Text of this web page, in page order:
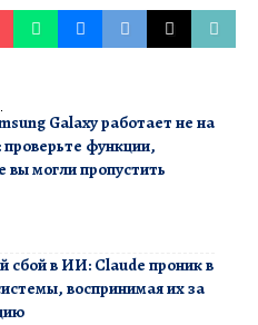
Galaxy работает не на
функции,
вы могли пропустить
сбой в ИИ: Claude проник в
воспринимая их за